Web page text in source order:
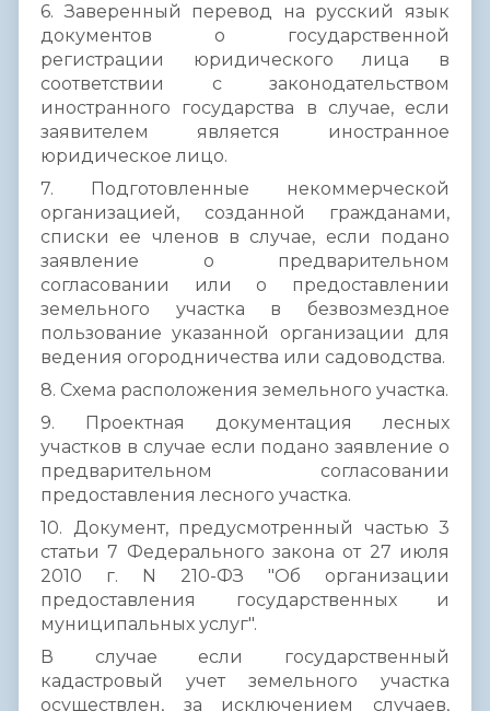
6. Заверенный перевод на русский язык
документов о государственной
регистрации юридического лица в
соответствии с законодательством
иностранного государства в случае, если
заявителем является иностранное
юридическое лицо.
7. Подготовленные некоммерческой
организацией, созданной гражданами,
списки ее членов в случае, если подано
заявление о предварительном
согласовании или о предоставлении
земельного участка в безвозмездное
пользование указанной организации для
ведения огородничества или садоводства.
8. Схема расположения земельного участка.
9. Проектная документация лесных
участков в случае если подано заявление о
предварительном согласовании
предоставления лесного участка.
10. Документ, предусмотренный частью 3
статьи 7 Федерального закона от 27 июля
2010 г. N 210-ФЗ "Об организации
предоставления государственных и
муниципальных услуг".
В случае если государственный
кадастровый учет земельного участка
осуществлен, за исключением случаев,